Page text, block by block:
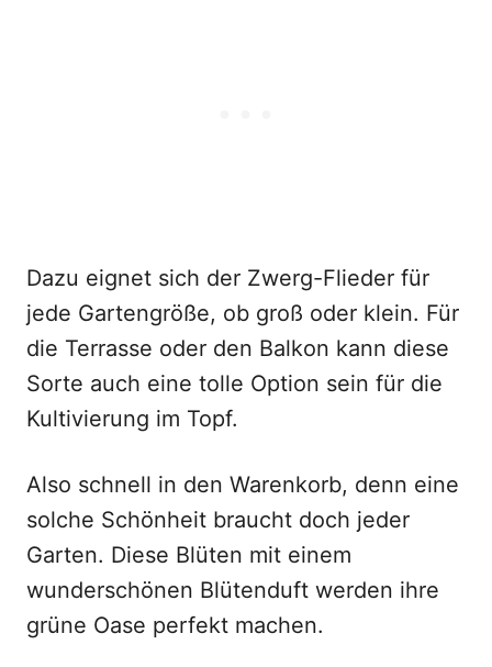
Dazu eignet sich der Zwerg-Flieder für
jede Gartengröße, ob groß oder klein. Für
die Terrasse oder den Balkon kann diese
Sorte auch eine tolle Option sein für die
Kultivierung im Topf.
Also schnell in den Warenkorb, denn eine
solche Schönheit braucht doch jeder
Garten. Diese Blüten mit einem
wunderschönen Blütenduft werden ihre
grüne Oase perfekt machen.